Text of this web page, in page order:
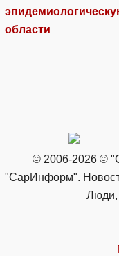
области
© 2006-2026 ©
"СарИнформ".
Люди,